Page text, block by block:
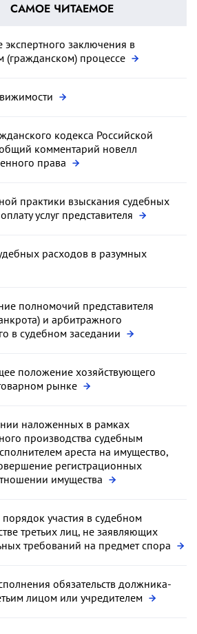
САМОЕ ЧИТАЕМОЕ
заключения в
(гражданском) процессе
кодекса Российской
комментарий новелл
права
практики взыскания судебных
услуг представителя
расходов в разумных
полномочий представителя
и арбитражного
в судебном заседании
положение хозяйствующего
рынке
наложенных в рамках
производства судебным
ареста на имущество,
регистрационных
имущества
участия в судебном
третьих лиц, не заявляющих
требований на предмет спора
обязательств должника-
лицом или учредителем